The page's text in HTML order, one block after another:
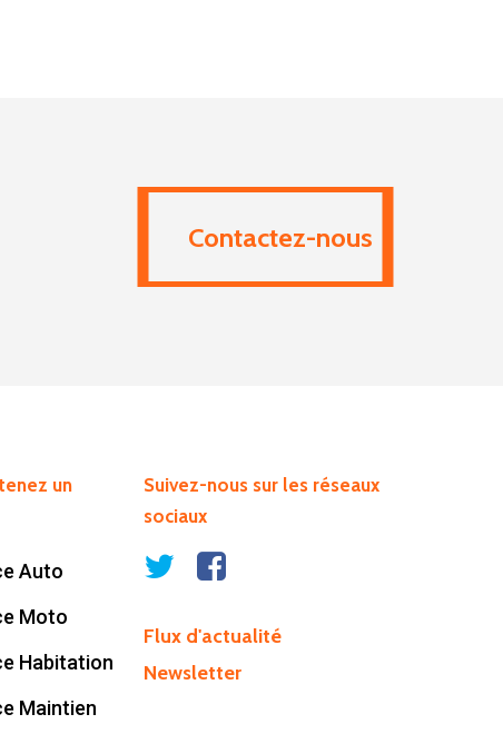
Contactez-nous
un
Auto
Moto
Habitation
Maintien
Suivez-nous sur les réseaux
sociaux
Flux d'actualité
Newsletter